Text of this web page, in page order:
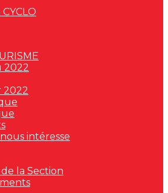
2022
2022
intéresse
la Section